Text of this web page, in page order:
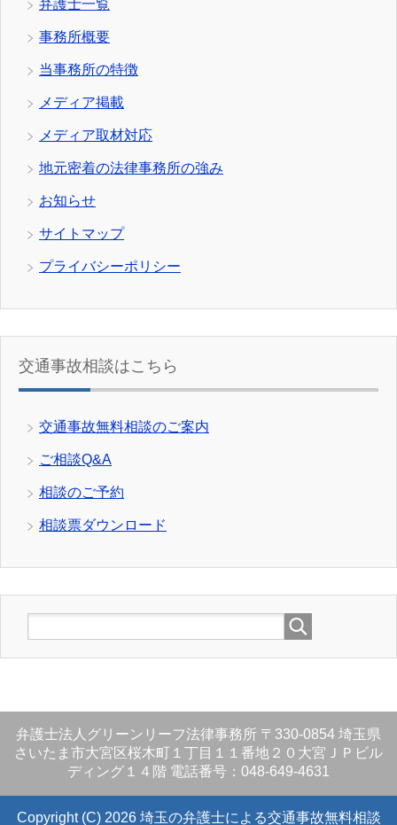
弁護士一覧
事務所概要
当事務所の特徴
メディア掲載
メディア取材対応
地元密着の法律事務所の強み
お知らせ
サイトマップ
プライバシーポリシー
交通事故相談はこちら
交通事故無料相談のご案内
ご相談Q&A
相談のご予約
相談票ダウンロード
弁護士法人グリーンリーフ法律事務所 〒330-0854 埼玉県
さいたま市大宮区桜木町１丁目１１番地２０大宮ＪＰビル
ディング１４階 電話番号：048-649-4631
Copyright (C) 2026 埼玉の弁護士による交通事故無料相談